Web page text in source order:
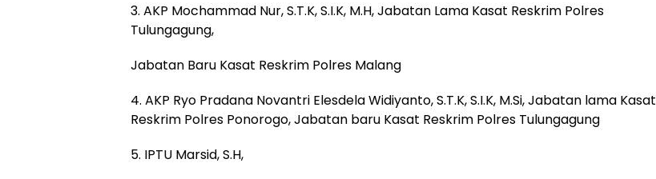
3. AKP Mochammad Nur, S.T.K, S.I.K, M.H, Jabatan Lama Kasat Reskrim Polres
Tulungagung,
Jabatan Baru Kasat Reskrim Polres Malang
4. AKP Ryo Pradana Novantri Elesdela Widiyanto, S.T.K, S.I.K, M.Si, Jabatan lama Kasat
Reskrim Polres Ponorogo, Jabatan baru Kasat Reskrim Polres Tulungagung
5. IPTU Marsid, S.H,